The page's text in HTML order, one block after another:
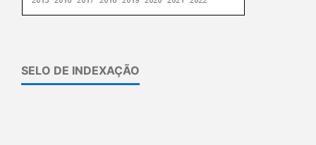
SELO DE INDEXAÇÃO